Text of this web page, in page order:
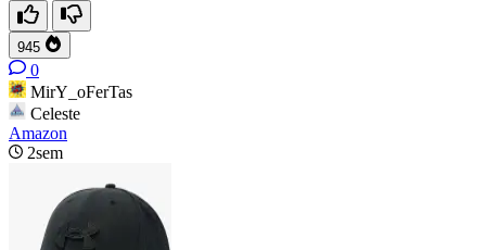
945
0
MirY_oFerTas
Celeste
Amazon
2sem